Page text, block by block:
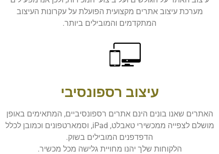
מערכת עיצוב אתרים מקצועית הפועלת על עקרונות העיצוב
המתקדמים והמובילים ביותר.
עיצוב רספונסיבי
האתרים שאנו בונים הינם אתרים רספונסיביים, המתאימים באופן
מושלם לצפייה ממכשירי טאבלט, iPad, וסמארטפונים וכמובן לכלל
הדפדפנים המובילים בשוק.
הלקוחות שלך יהנו מחויית גלישה מכל מכשיר.